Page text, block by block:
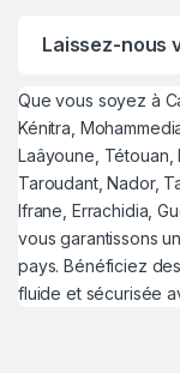
Laissez-nous
Que vous soyez à
Kénitra,
Laâyoune, Tétouan,
Taroudant, Nador,
Ifrane, Errachidia,
vous garantissons
pays. Bénéficiez
fluide et sécurisée